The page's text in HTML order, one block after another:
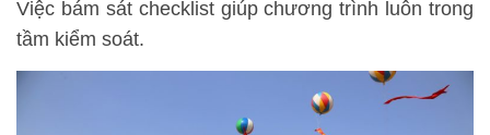
Việc bám sát checklist giúp chương trình luôn trong
tầm kiểm soát.